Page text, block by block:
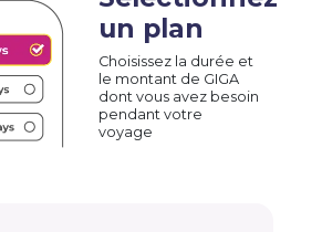
un plan
Choisissez la durée et
le montant de GIGA
dont vous avez besoin
pendant votre
voyage